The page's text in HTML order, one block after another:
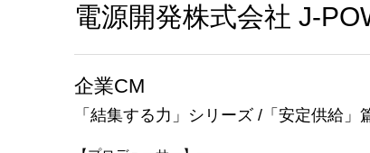
電源開発株式会社 J-
企業CM
「結集する力」シリーズ /「安定供給」